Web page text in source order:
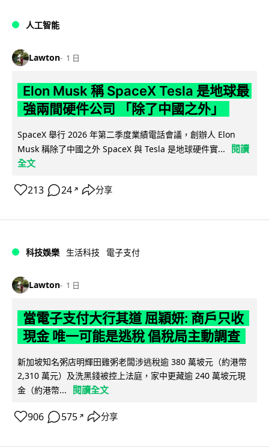
人工智能
Lawton 1 日
Elon Musk 稱 SpaceX Tesla 是地球最
強兩間硬件公司 「除了中國之外」
SpaceX 舉行 2026 年第二季度業績電話會議，創辦人 Elon
Musk 稱除了中國之外 SpaceX 與 Tesla 是地球硬件實...
閱讀
全文
213 24 ↗ 分享
科技娛樂 生活科技 電子支付
Lawton 1 日
當電子支付大行其道 屈穎妍: 商戶只收
現金 唯一可能是逃稅 倡稅局主動調查
新加坡知名粥店明輝田雞粥老闆涉逃稅逾 380 萬坡元（約港幣
2,310 萬元）及洗黑錢被控上法庭，家中更藏逾 240 萬坡元現
金（約港幣...
閱讀全文
906 575 ↗ 分享